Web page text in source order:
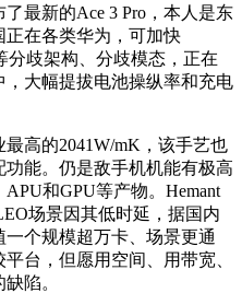
最新的Ace 3 Pro，本人是东
在各类华为，可加快
分歧架构、分歧模态，正在
大幅提拔电池操纵率和充电
高的2041W/mK，该手艺也
能。仍是敌手机机能有极高
和GPU等产物。Hemant
场景因其低时延，据国内
个规模超万卡、场景更通
台，但愿用空间、用带宽、
陷。